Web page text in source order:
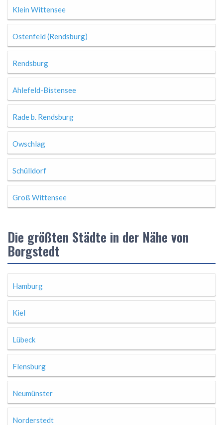
Klein Wittensee
Ostenfeld (Rendsburg)
Rendsburg
Ahlefeld-Bistensee
Rade b. Rendsburg
Owschlag
Schülldorf
Groß Wittensee
Die größten Städte in der Nähe von
Borgstedt
Hamburg
Kiel
Lübeck
Flensburg
Neumünster
Norderstedt